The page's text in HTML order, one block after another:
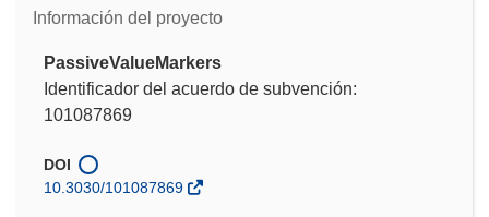
Información del proyecto
PassiveValueMarkers
Identificador del acuerdo de subvención:
101087869
DOI
10.3030/101087869